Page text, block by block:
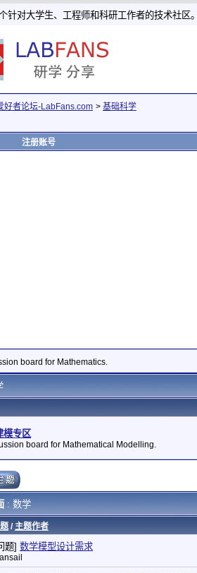
针对大学生、工程师和科研工作者的技术社区
好者论坛-LabFans.com > 基础科学
注册账号
board for Mathematics.
模专区
board for Mathematical Modelling.
: 数学
/ 主题作者
题] 数学模型设计需求